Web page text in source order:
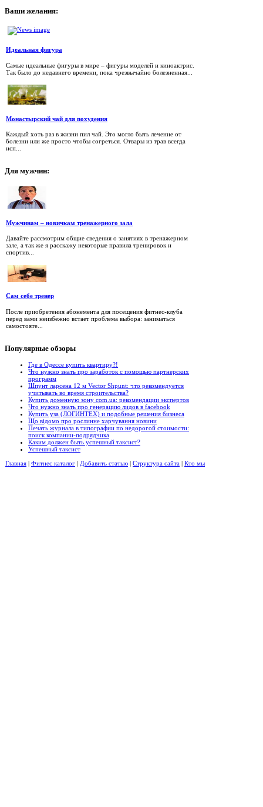
Ваши желания:
Идеальная фигура
Самые идеальные фигуры в мире – фигуры моделей и киноактрис.
Так было до недавнего времени, пока чрезвычайно болезненная...
Монастырский чай для похудения
Каждый хоть раз в жизни пил чай. Это могло быть лечение от
болезни или же просто чтобы согреться. Отвары из трав всегда
исп...
Для мужчин:
Мужчинам – новичкам тренажерного зала
Давайте рассмотрим общие сведения о занятиях в тренажерном
зале, а так же я расскажу некоторые правила тренировок и
спортив...
Сам себе тренер
После приобретения абонемента для посещения фитнес-клуба
перед вами неизбежно встает проблема выбора: заниматься
самостояте...
Популярные обзоры
Где в Одессе купить квартиру?!
Что нужно знать про заработок с помощью партнерских
программ
Шпунт ларсена 12 м Vector Shpunt: что рекомендуется
учитывать во время строительства?
Купить доменную зону com.ua: рекомендации экспертов
Что нужно знать про генерацию лидов в facebook
Купить уза (ЛОГИНТЕХ) и подобные решения бизнеса
Що відомо про рослинне харчування новини
Печать журнала в типографии по недорогой стоимости:
поиск компании-подрядчика
Каким должен быть успешный таксист?
Успешный таксист
Главная | Фитнес каталог | Добавить статью | Структура сайта | Кто мы